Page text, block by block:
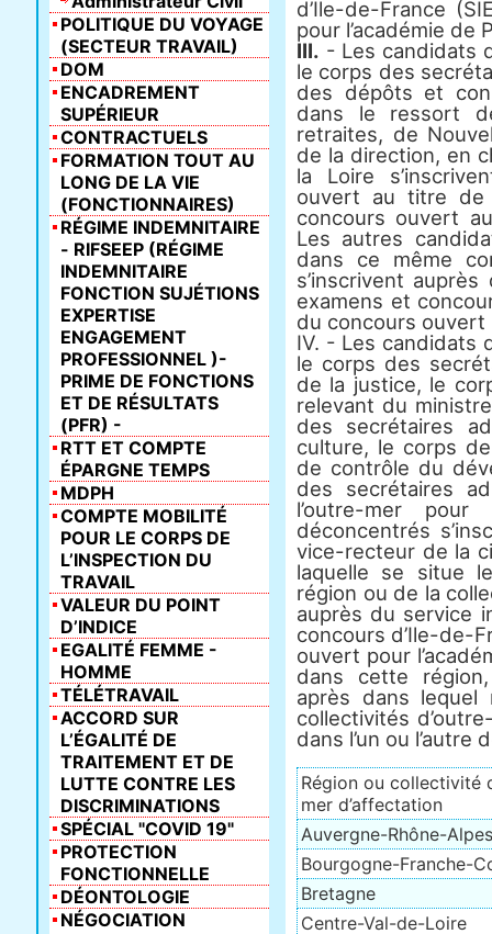
d’Ile-de-France
pour l’académie de
III. - Les candidats
le corps des
des dépôts et
dans le ressort
retraites, de
de la direction, en
la Loire
ouvert au titre de
concours ouvert
Les autres
dans ce même
s’inscrivent
examens et
du concours ouvert
IV. - Les candidats
le corps des
de la justice, le
relevant du
des secrétaires
culture, le corps
de contrôle du
des secrétaires
l’outre-mer
déconcentrés
vice-recteur de la
laquelle se situe
région ou de la
auprès du service
concours d’Ile-de-
ouvert pour
dans cette
après dans
collectivités
dans l’un ou
Région ou collectivité
mer d’affectation
Auvergne-Rhône-Alpes
Bourgogne-Franche-
Bretagne
Centre-Val-de-Loire
POLITIQUE DU VOYAGE
(SECTEUR TRAVAIL)
DOM
ENCADREMENT
SUPÉRIEUR
CONTRACTUELS
FORMATION TOUT AU
LONG DE LA VIE
(FONCTIONNAIRES)
RÉGIME INDEMNITAIRE
- RIFSEEP (RÉGIME
INDEMNITAIRE
FONCTION SUJÉTIONS
EXPERTISE
ENGAGEMENT
PROFESSIONNEL )-
PRIME DE FONCTIONS
ET DE RÉSULTATS
(PFR) -
RTT ET COMPTE
ÉPARGNE TEMPS
MDPH
COMPTE MOBILITÉ
POUR LE CORPS DE
L’INSPECTION DU
TRAVAIL
VALEUR DU POINT
D’INDICE
EGALITÉ FEMME -
HOMME
TÉLÉTRAVAIL
ACCORD SUR
L’ÉGALITÉ DE
TRAITEMENT ET DE
LUTTE CONTRE LES
DISCRIMINATIONS
SPÉCIAL "COVID 19"
PROTECTION
FONCTIONNELLE
DÉONTOLOGIE
NÉGOCIATION